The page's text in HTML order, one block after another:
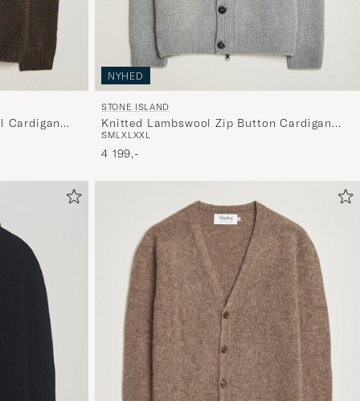
Cardigan
NYHED
STONE ISLAND
Knitted Lambswool Zip Button Cardigan
Grey Melange
SMLXLXXL
4 199,-